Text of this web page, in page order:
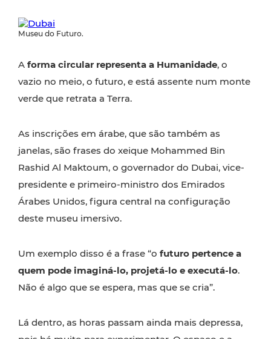
Museu do Futuro.
A forma circular representa a Humanidade, o
vazio no meio, o futuro, e está assente num monte
verde que retrata a Terra.
As inscrições em árabe, que são também as
janelas, são frases do xeique Mohammed Bin
Rashid Al Maktoum, o governador do Dubai, vice-
presidente e primeiro-ministro dos Emirados
Árabes Unidos, figura central na configuração
deste museu imersivo.
Um exemplo disso é a frase “o futuro pertence a
quem pode imaginá-lo, projetá-lo e executá-lo.
Não é algo que se espera, mas que se cria”.
Lá dentro, as horas passam ainda mais depressa,